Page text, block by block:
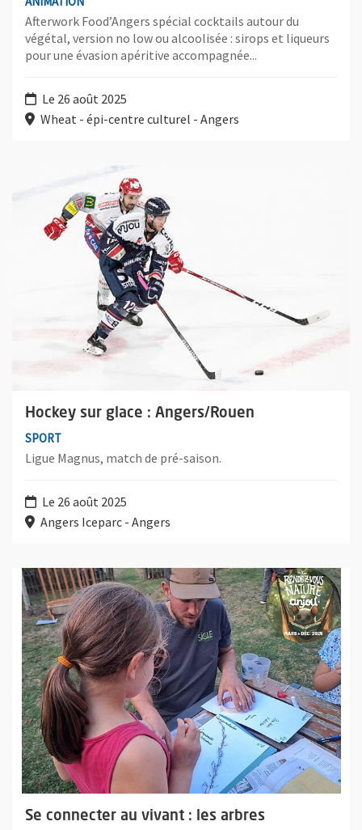
Afterwork Food’Angers spécial cocktails autour du
végétal, version no low ou alcoolisée : sirops et liqueurs
pour une évasion apéritive accompagnée...
Le 26 août 2025
Wheat - épi-centre culturel - Angers
Hockey sur glace : Angers/Rouen
SPORT
Ligue Magnus, match de pré-saison.
Le 26 août 2025
Angers Iceparc - Angers
Plus d'information sur l'évènement : Hockey sur glace : Angers/
Se connecter au vivant : les arbres
Plus d'information sur l'évènement : Se connecter au vivant :